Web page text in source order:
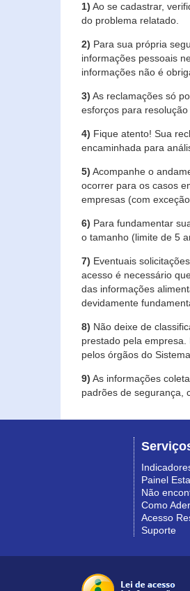
1) Ao se cadastrar,
do problema relatado.
2) Para sua própria
informações pessoais
informações não é
3) As reclamações só
esforços para
4) Fique atento! Sua
encaminhada para
5) Acompanhe o
ocorrer para os casos
empresas (com
6) Para fundamentar
o tamanho (limite de 5
7) Eventuais
acesso é necessário
das informações
devidamente
8) Não deixe de
prestado pela
pelos órgãos do
9) As informações
padrões de segurança,
Painel
Não
Como
Acesso
Suporte